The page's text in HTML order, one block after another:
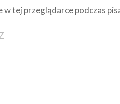
w tej przeglądarce podczas